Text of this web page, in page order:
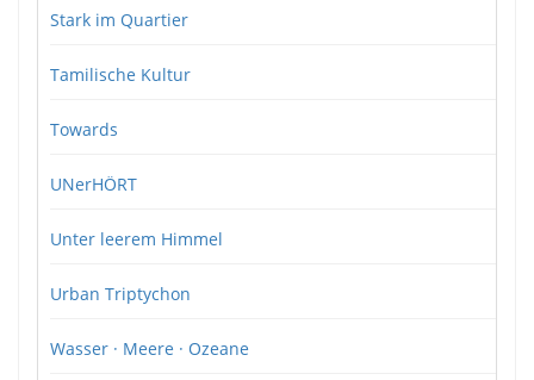
Stark im Quartier
Tamilische Kultur
Towards
UNerHÖRT
Unter leerem Himmel
Urban Triptychon
Wasser · Meere · Ozeane